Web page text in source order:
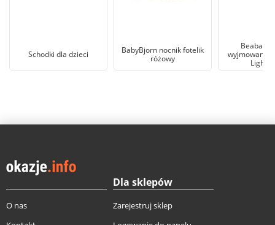
Schodki dla dzieci
BabyBjorn nocnik fotelik
różowy
Beaba
wyjmowanym
Light
O nas
Dla sklepów
Zarejestruj sklep